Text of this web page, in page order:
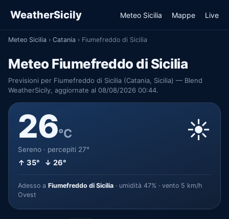
WeatherSicily Meteo Sicilia Mappe Live
Meteo Sicilia › Catania › Fiumefreddo di Sicilia
Meteo Fiumefreddo di Sicilia
Previsioni per Fiumefreddo di Sicilia (Catania, Sicilia) — Blend
WeatherSicily, aggiornate al 08/08/2026 00:44.
26°C
Sereno · percepiti 27°
↑ 35° ↓ 26°
☀️
Adesso a Fiumefreddo di Sicilia · umidità 47% · vento 5 km/h
Ovest